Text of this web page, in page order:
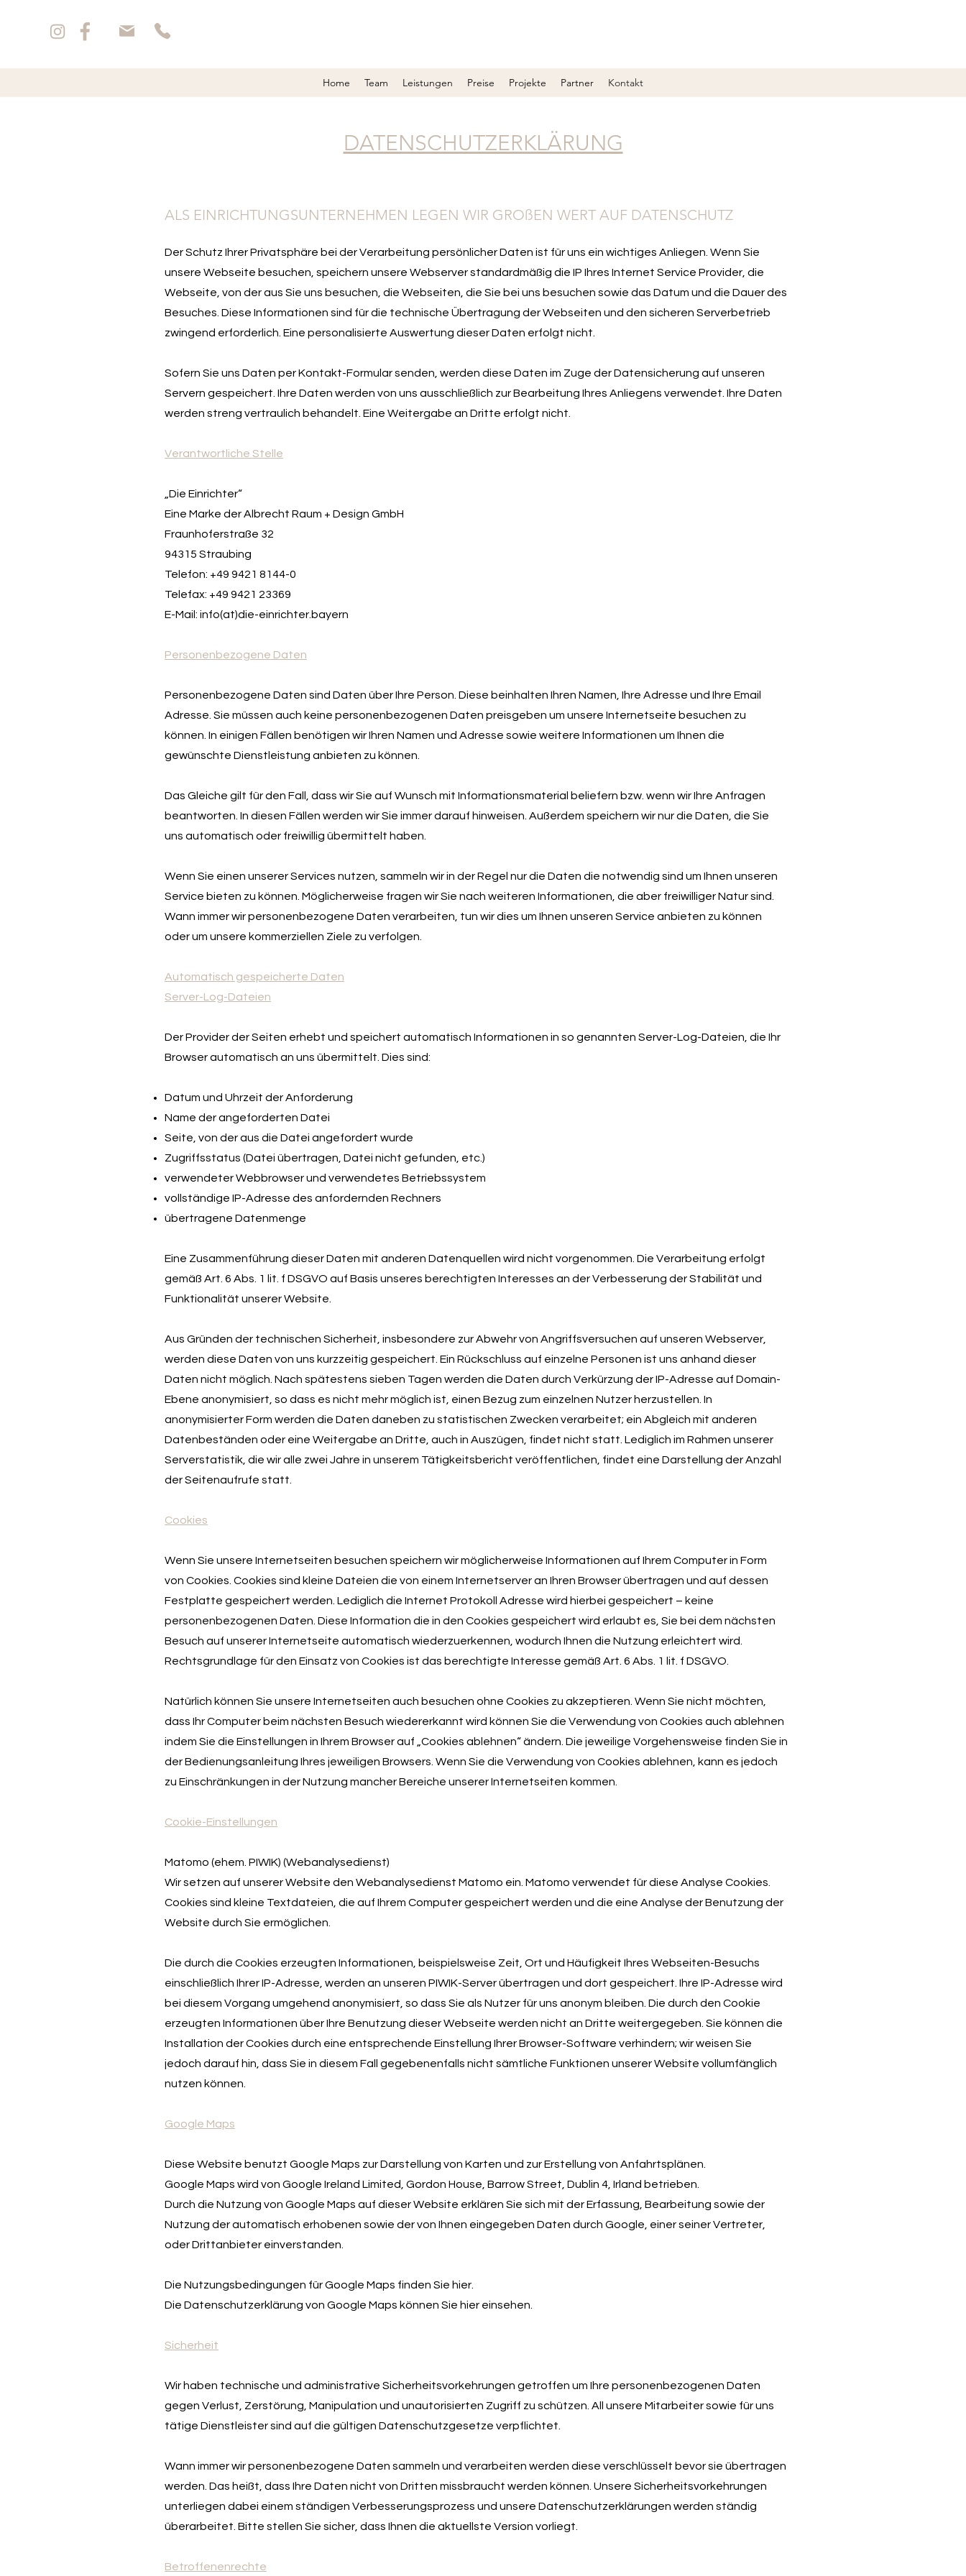
Home Team Leistungen Preise Projekte Partner Kontakt
DATENSCHUTZERKLÄRUNG
Der Schutz Ihrer Privatsphäre bei der Verarbeitung persönlicher Daten ist für uns ein wichtiges Anliegen. Wenn Sie
unsere Webseite besuchen, speichern unsere Webserver standardmäßig die IP Ihres Internet Service Provider, die
Webseite, von der aus Sie uns besuchen, die Webseiten, die Sie bei uns besuchen sowie das Datum und die Dauer des
Besuches. Diese Informationen sind für die technische Übertragung der Webseiten und den sicheren Serverbetrieb
zwingend erforderlich. Eine personalisierte Auswertung dieser Daten erfolgt nicht.
Sofern Sie uns Daten per Kontakt-Formular senden, werden diese Daten im Zuge der Datensicherung auf unseren
Servern gespeichert. Ihre Daten werden von uns ausschließlich zur Bearbeitung Ihres Anliegens verwendet. Ihre Daten
werden streng vertraulich behandelt. Eine Weitergabe an Dritte erfolgt nicht.
Verantwortliche Stelle
„Die Einrichter“
Eine Marke der Albrecht Raum + Design GmbH
Fraunhoferstraße 32
94315 Straubing
Telefon: +49 9421 8144-0
Telefax: +49 9421 23369
E-Mail: info(at)die-einrichter.bayern
Personenbezogene Daten
Personenbezogene Daten sind Daten über Ihre Person. Diese beinhalten Ihren Namen, Ihre Adresse und Ihre Email
Adresse. Sie müssen auch keine personenbezogenen Daten preisgeben um unsere Internetseite besuchen zu
können. In einigen Fällen benötigen wir Ihren Namen und Adresse sowie weitere Informationen um Ihnen die
gewünschte Dienstleistung anbieten zu können.
Das Gleiche gilt für den Fall, dass wir Sie auf Wunsch mit Informationsmaterial beliefern bzw. wenn wir Ihre Anfragen
beantworten. In diesen Fällen werden wir Sie immer darauf hinweisen. Außerdem speichern wir nur die Daten, die Sie
uns automatisch oder freiwillig übermittelt haben.
Wenn Sie einen unserer Services nutzen, sammeln wir in der Regel nur die Daten die notwendig sind um Ihnen unseren
Service bieten zu können. Möglicherweise fragen wir Sie nach weiteren Informationen, die aber freiwilliger Natur sind.
Wann immer wir personenbezogene Daten verarbeiten, tun wir dies um Ihnen unseren Service anbieten zu können
oder um unsere kommerziellen Ziele zu verfolgen.
Automatisch gespeicherte Daten
Server-Log-Dateien
Der Provider der Seiten erhebt und speichert automatisch Informationen in so genannten Server-Log-Dateien, die Ihr
Browser automatisch an uns übermittelt. Dies sind:
Datum und Uhrzeit der Anforderung
Name der angeforderten Datei
Seite, von der aus die Datei angefordert wurde
Zugriffsstatus (Datei übertragen, Datei nicht gefunden, etc.)
verwendeter Webbrowser und verwendetes Betriebssystem
vollständige IP-Adresse des anfordernden Rechners
übertragene Datenmenge
Eine Zusammenführung dieser Daten mit anderen Datenquellen wird nicht vorgenommen. Die Verarbeitung erfolgt
gemäß Art. 6 Abs. 1 lit. f DSGVO auf Basis unseres berechtigten Interesses an der Verbesserung der Stabilität und
Funktionalität unserer Website.
Aus Gründen der technischen Sicherheit, insbesondere zur Abwehr von Angriffsversuchen auf unseren Webserver,
werden diese Daten von uns kurzzeitig gespeichert. Ein Rückschluss auf einzelne Personen ist uns anhand dieser
Daten nicht möglich. Nach spätestens sieben Tagen werden die Daten durch Verkürzung der IP-Adresse auf Domain-
Ebene anonymisiert, so dass es nicht mehr möglich ist, einen Bezug zum einzelnen Nutzer herzustellen. In
anonymisierter Form werden die Daten daneben zu statistischen Zwecken verarbeitet; ein Abgleich mit anderen
Datenbeständen oder eine Weitergabe an Dritte, auch in Auszügen, findet nicht statt. Lediglich im Rahmen unserer
Serverstatistik, die wir alle zwei Jahre in unserem Tätigkeitsbericht veröffentlichen, findet eine Darstellung der Anzahl
der Seitenaufrufe statt.
Cookies
Wenn Sie unsere Internetseiten besuchen speichern wir möglicherweise Informationen auf Ihrem Computer in Form
von Cookies. Cookies sind kleine Dateien die von einem Internetserver an Ihren Browser übertragen und auf dessen
Festplatte gespeichert werden. Lediglich die Internet Protokoll Adresse wird hierbei gespeichert – keine
personenbezogenen Daten. Diese Information die in den Cookies gespeichert wird erlaubt es, Sie bei dem nächsten
Besuch auf unserer Internetseite automatisch wiederzuerkennen, wodurch Ihnen die Nutzung erleichtert wird.
Rechtsgrundlage für den Einsatz von Cookies ist das berechtigte Interesse gemäß Art. 6 Abs. 1 lit. f DSGVO.
Natürlich können Sie unsere Internetseiten auch besuchen ohne Cookies zu akzeptieren. Wenn Sie nicht möchten,
dass Ihr Computer beim nächsten Besuch wiedererkannt wird können Sie die Verwendung von Cookies auch ablehnen
indem Sie die Einstellungen in Ihrem Browser auf „Cookies ablehnen“ ändern. Die jeweilige Vorgehensweise finden Sie in
der Bedienungsanleitung Ihres jeweiligen Browsers. Wenn Sie die Verwendung von Cookies ablehnen, kann es jedoch
zu Einschränkungen in der Nutzung mancher Bereiche unserer Internetseiten kommen.
Cookie-Einstellungen
Matomo (ehem. PIWIK) (Webanalysedienst)
Wir setzen auf unserer Website den Webanalysedienst Matomo ein. Matomo verwendet für diese Analyse Cookies.
Cookies sind kleine Textdateien, die auf Ihrem Computer gespeichert werden und die eine Analyse der Benutzung der
Website durch Sie ermöglichen.
Die durch die Cookies erzeugten Informationen, beispielsweise Zeit, Ort und Häufigkeit Ihres Webseiten-Besuchs
einschließlich Ihrer IP-Adresse, werden an unseren PIWIK-Server übertragen und dort gespeichert. Ihre IP-Adresse wird
bei diesem Vorgang umgehend anonymisiert, so dass Sie als Nutzer für uns anonym bleiben. Die durch den Cookie
erzeugten Informationen über Ihre Benutzung dieser Webseite werden nicht an Dritte weitergegeben. Sie können die
Installation der Cookies durch eine entsprechende Einstellung Ihrer Browser-Software verhindern; wir weisen Sie
jedoch darauf hin, dass Sie in diesem Fall gegebenenfalls nicht sämtliche Funktionen unserer Website vollumfänglich
nutzen können.
Google Maps
Diese Website benutzt Google Maps zur Darstellung von Karten und zur Erstellung von Anfahrtsplänen.
Google Maps wird von Google Ireland Limited, Gordon House, Barrow Street, Dublin 4, Irland betrieben.
Durch die Nutzung von Google Maps auf dieser Website erklären Sie sich mit der Erfassung, Bearbeitung sowie der
Nutzung der automatisch erhobenen sowie der von Ihnen eingegeben Daten durch Google, einer seiner Vertreter,
oder Drittanbieter einverstanden.
Die Nutzungsbedingungen für Google Maps finden Sie hier
Die Datenschutzerklärung von Google Maps können Sie hier einsehen.
Sicherheit
Wir haben technische und administrative Sicherheitsvorkehrungen getroffen um Ihre personenbezogenen Daten
gegen Verlust, Zerstörung, Manipulation und unautorisierten Zugriff zu schützen. All unsere Mitarbeiter sowie für uns
tätige Dienstleister sind auf die gültigen Datenschutzgesetze verpflichtet.
Wann immer wir personenbezogene Daten sammeln und verarbeiten werden diese verschlüsselt bevor sie übertragen
werden. Das heißt, dass Ihre Daten nicht von Dritten missbraucht werden können. Unsere Sicherheitsvorkehrungen
unterliegen dabei einem ständigen Verbesserungsprozess und unsere Datenschutzerklärungen werden ständig
überarbeitet. Bitte stellen Sie sicher, dass Ihnen die aktuellste Version vorliegt.
Betroffenenrechte
ALS EINRICHTUNGSUNTERNEHMEN LEGEN WIR GROßEN WERT AUF DATENSCHUTZ